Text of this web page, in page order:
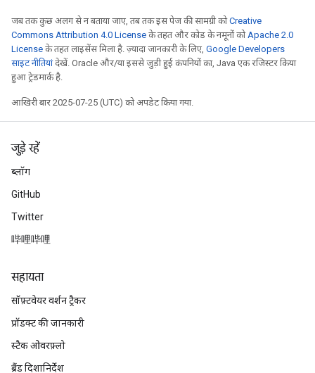
जब तक कुछ अलग से न बताया जाए, तब तक इस पेज की सामग्री कोCreative
Commons Attribution 4.0 License के तहत और कोड के नमूनों को Apache 2.0
License के तहत लाइसेंस मिला है. ज़्यादा जानकारी के लिए, Google Developers
साइट नीतियांदेखें. Oracle और/या इससे जुड़ी हुई कंपनियों का, Java एक रजिस्टर किया
हुआ ट्रेडमार्क है.
आखिरी बार 2025-07-25 (UTC) को अपडेट किया गया.
जुड़े रहें
ब्लॉग
GitHub
Twitter
哔哩哔哩
सहायता
सॉफ़्टवेयर वर्शन ट्रैकर
प्रॉडक्ट की जानकारी
स्टैक ओवरफ़्लो
ब्रैंड दिशानिर्देश